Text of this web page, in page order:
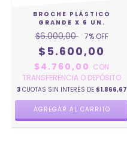
BROCHE PLÁSTICO
GRANDE X 6 UN.
$6.000,00 7% OFF
$5.600,00
$4.760,00 CON
TRANSFERENCIA O DEPÓSITO
3 CUOTAS SIN INTERÉS DE $1.866,67